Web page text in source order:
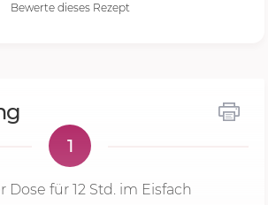
Bewerte dieses Rezept
1
Dose für 12 Std. im Eisfach